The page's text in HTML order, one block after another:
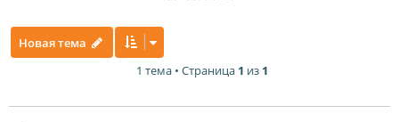
Новая тема
1 тема • Страница 1 из 1